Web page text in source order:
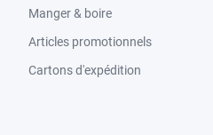
Manger & boire
Articles promotionnels
Cartons d'expédition